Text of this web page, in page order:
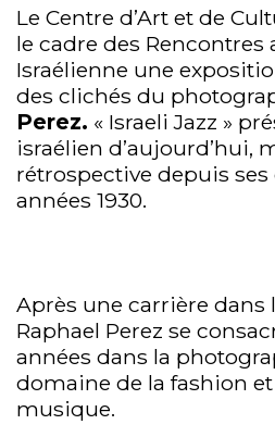
Le Centre d’Art et de
le cadre des Rencontres
Israélienne une
des clichés du
Perez. « Israeli Jazz »
israélien d’aujourd’hui,
rétrospective depuis ses
années 1930.
Après une carrière dans
Raphael Perez se
années dans la
domaine de la fashion
musique.